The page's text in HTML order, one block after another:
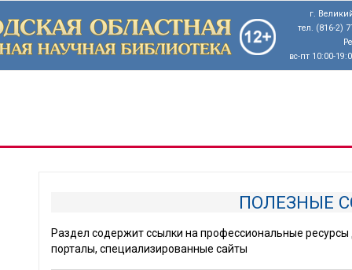
г.
тел. (816-2)
вс-пт 10:00-
ПОЛЕЗНЫЕ
Раздел содержит ссылки на профессиональные
порталы, специализированные сайты